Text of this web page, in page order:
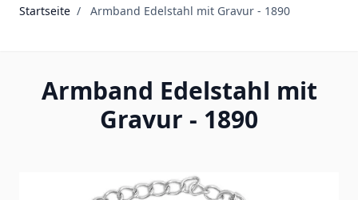
Startseite / Armband Edelstahl mit Gravur - 1890
Armband Edelstahl mit
Gravur - 1890